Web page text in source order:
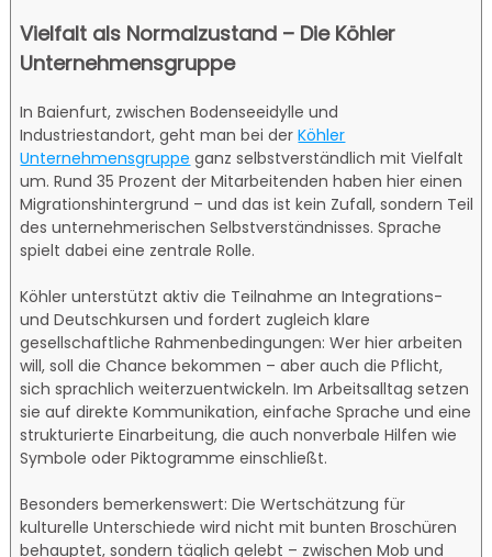
Vielfalt als Normalzustand – Die Köhler
Unternehmensgruppe
In Baienfurt, zwischen Bodenseeidylle und
Industriestandort, geht man bei derKöhler
Unternehmensgruppe ganz selbstverständlich mit Vielfalt
um. Rund 35 Prozent der Mitarbeitenden haben hier einen
Migrationshintergrund – und das ist kein Zufall, sondern Teil
des unternehmerischen Selbstverständnisses. Sprache
spielt dabei eine zentrale Rolle.
Köhler unterstützt aktiv die Teilnahme an Integrations-
und Deutschkursen und fordert zugleich klare
gesellschaftliche Rahmenbedingungen: Wer hier arbeiten
will, soll die Chance bekommen – aber auch die Pflicht,
sich sprachlich weiterzuentwickeln. Im Arbeitsalltag setzen
sie auf direkte Kommunikation, einfache Sprache und eine
strukturierte Einarbeitung, die auch nonverbale Hilfen wie
Symbole oder Piktogramme einschließt.
Besonders bemerkenswert: Die Wertschätzung für
kulturelle Unterschiede wird nicht mit bunten Broschüren
behauptet, sondern täglich gelebt – zwischen Mob und